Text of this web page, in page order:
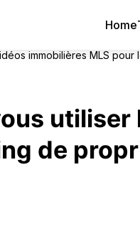
Home
immobilières MLS
utiliser
de